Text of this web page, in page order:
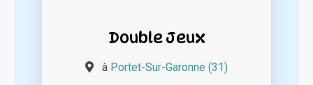
Double Jeux
à Portet-Sur-Garonne (31)